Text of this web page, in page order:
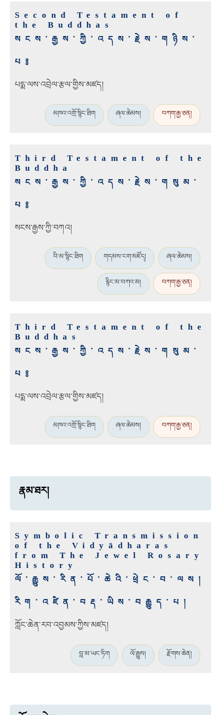
Second Testament of
the Buddhas
སངས་རྒྱས་ཀྱི་འདས་རྗེས་གཉིས་
པ༔
པདྨ་ལས་འབྲེལ་རྩལ་གྱིས་མཛད།
མཁའ་འགྲོ་སྙིང་ཐིག ཞལ་ཆེམས། བཀག་རྒྱ་ཅན།
Third Testament of the
Buddha
སངས་རྒྱས་ཀྱི་འདས་རྗེས་གསུམ་
པ༔
སངས་རྒྱས་ཀྱི་བཀའ།
བི་མ་སྙིང་ཐིག གདམས་ངག་མཛོད། ཞལ་ཆེམས།
རྙིང་མ་བཀའ་མ། བཀག་རྒྱ་ཅན།
Third Testament of the
Buddhas
སངས་རྒྱས་ཀྱི་འདས་རྗེས་གསུམ་
པ༔
པདྨ་ལས་འབྲེལ་རྩལ་གྱིས་མཛད།
མཁའ་འགྲོ་སྙིང་ཐིག ཞལ་ཆེམས། བཀག་རྒྱ་ཅན།
རྣམ་ཐར།
Symbolic Transmission
of the Vidyādharas
from The Jewel Rosary
History
ལོ་རྒྱུས་རིན་པོ་ཆེའི་ཕྲེང་བ་ལས།
རིག་འཛིན་བརྡ་ཡིས་བརྒྱུད་པ།
ཀློང་ཆེན་རབ་འབྱམས་ཀྱིས་མཛད།
བླ་མ་ཡང་ཏིག ལོ་རྒྱུས། རྫོགས་ཆེན།